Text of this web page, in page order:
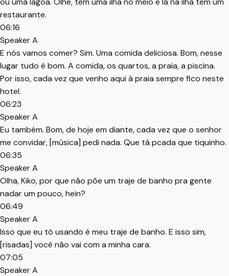
restaurante.
06:16
Speaker A
E nós vamos comer? Sim. Uma comida deliciosa. Bom, nesse
lugar tudo é bom. A comida, os quartos, a praia, a piscina.
Por isso, cada vez que venho aqui à praia sempre fico neste
hotel.
06:23
Speaker A
Eu também. Bom, de hoje em diante, cada vez que o senhor
me convidar, [música] pedi nada. Que tá pcada que tiquinho.
06:35
Speaker A
Olha, Kiko, por que não põe um traje de banho pra gente
nadar um pouco, hein?
06:49
Speaker A
Isso que eu tô usando é meu traje de banho. E isso sim,
[risadas] você não vai com a minha cara.
07:05
Speaker A